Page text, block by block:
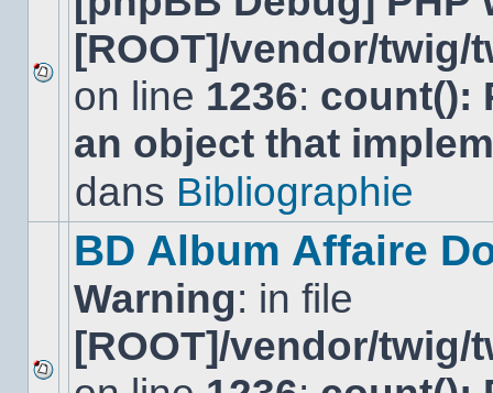
Aucun
nouveau
message
non-
dans
[ROOT]/vendor/
on line 1236: count():
an object that
dans Bibliographie
Aucun
BD Album Affaire
Warning: in file
[ROOT]/vendor/